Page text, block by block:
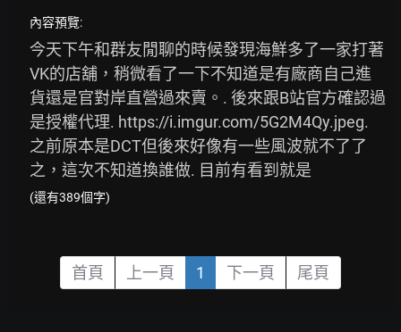
內容預覽:
今天下午和群友閒聊的時候發現海鮮多了一家打著
VK的店舖，稍微看了一下不知道是有廠商自己進
貨還是官對岸直營過來賣。. 後來跟B站官方確認過
是授權代理. https://i.imgur.com/5G2M4Qy.jpeg.
之前原本是DCT但後來好像有一些風波就不了了
之，這次不知道換誰做. 目前有看到就是
(還有389個字)
首頁 上一頁 1 下一頁 尾頁